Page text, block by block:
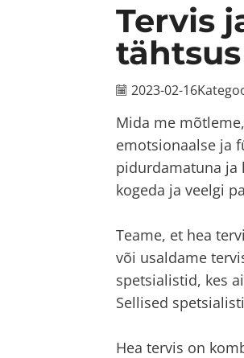
Tervis
tähtsus
2023-02-16
Mida me
emotsionaalse ja
pidurdamatuna ja
kogeda ja veelgi
Teame, et hea
või usaldame
spetsialistid, kes
Sellised
Hea tervis on